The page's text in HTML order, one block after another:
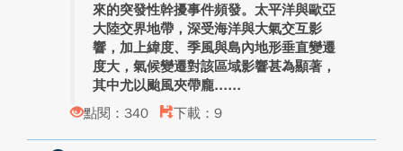
來的突發性幹擾事件頻發。太平洋與歐亞
大陸交界地帶，深受海洋與大氣交互影
響，加上緯度、季風與島內地形垂直變遷
度大，氣候變遷對該區域影響甚為顯著，
其中尤以颱風夾帶龐...
點閱：340
下載：9